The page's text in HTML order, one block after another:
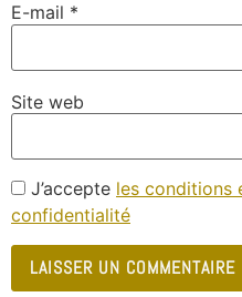
E-mail *
Site web
J’accepte les conditions
confidentialité